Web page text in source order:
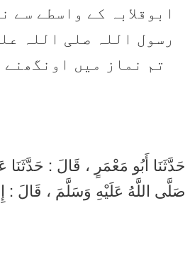
ابوقلابہ کے واسطے
رسول اللہ صلی اللہ
تم نماز میں
حَدَّثَنَا أَبُو مَعْمَرٍ ، قَالَ :
صَلَّى اللَّهُ عَلَيْهِ وَسَلَّمَ ، قَالَ :